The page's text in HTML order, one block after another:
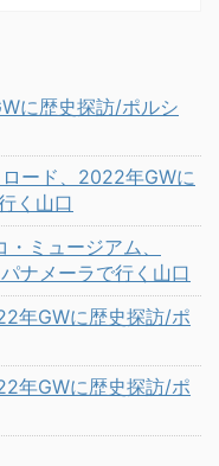
に歴史探訪/ポルシ
ード、2022年GWに
く山口
ミュージアム、
ナメーラで行く山口
年GWに歴史探訪/ポ
年GWに歴史探訪/ポ